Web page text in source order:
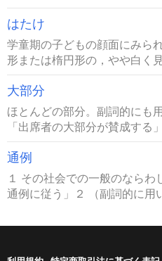
はたけ
学童期の子どもの顔面にみら
形または楕円形の，やや白く
大部分
ほとんどの部分。副詞的にも
「出席者の大部分が賛成する
通例
１ その社会での一般のなら
通例に従う」２ （副詞的に用